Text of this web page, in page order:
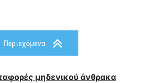
Περιεχόμενα
μηδενικού άνθρακα